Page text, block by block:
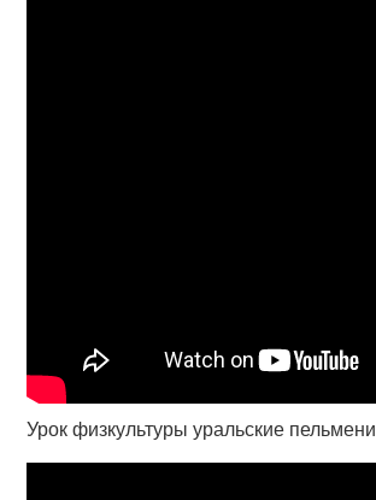
Урок физкультуры уральские пельмени